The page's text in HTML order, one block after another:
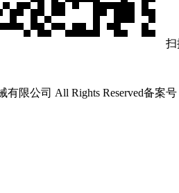
扫
限公司 All Rights Reserved备案号